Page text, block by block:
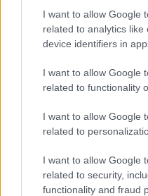
I want to allow Google
related to analytics like
device identifiers in
I want to allow Google
related to functionality
I want to allow Google
related to
I want to allow Google
related to security,
functionality and fraud
Michelle
vivo: un amico
Calangianus,
accoglienza
Olbia, divieto
esplode la